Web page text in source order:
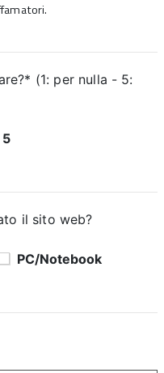
(1: per nulla - 5:
5
il sito web?
PC/Notebook